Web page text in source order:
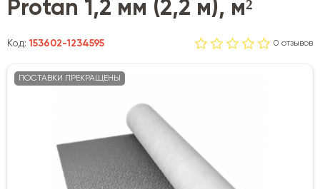
Protan 1,2 мм (2,2 м), м²
Код:153602-1234595 0 отзывов
ПОСТАВКИ ПРЕКРАЩЕНЫ